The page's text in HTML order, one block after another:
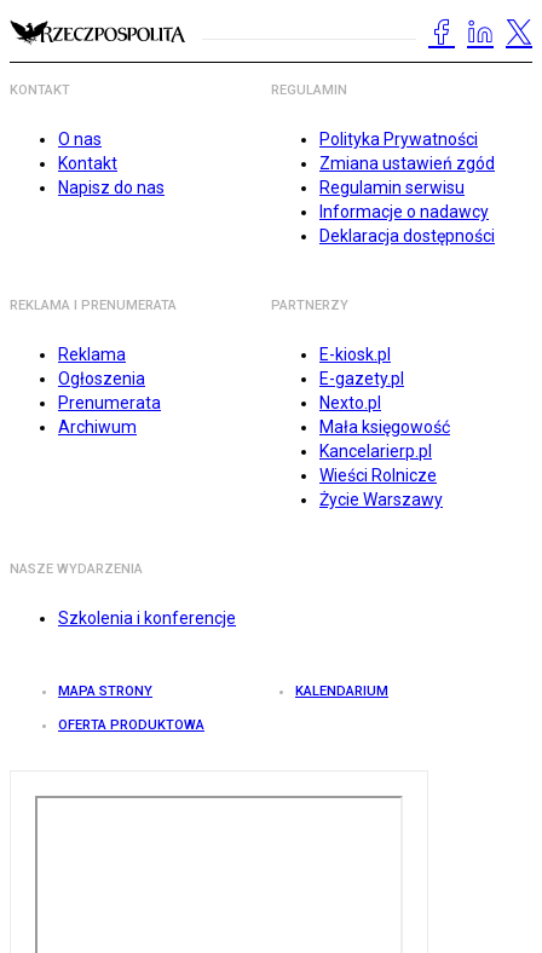
KONTAKT
O nas
Kontakt
Napisz do nas
REGULAMIN
Polityka Prywatności
Zmiana ustawień zgód
Regulamin serwisu
Informacje o nadawcy
Deklaracja dostępności
REKLAMA I PRENUMERATA
Reklama
Ogłoszenia
Prenumerata
Archiwum
PARTNERZY
E-kiosk.pl
E-gazety.pl
Nexto.pl
Mała księgowość
Kancelarierp.pl
Wieści Rolnicze
Życie Warszawy
NASZE WYDARZENIA
Szkolenia i konferencje
MAPA STRONY KALENDARIUM
OFERTA PRODUKTOWA